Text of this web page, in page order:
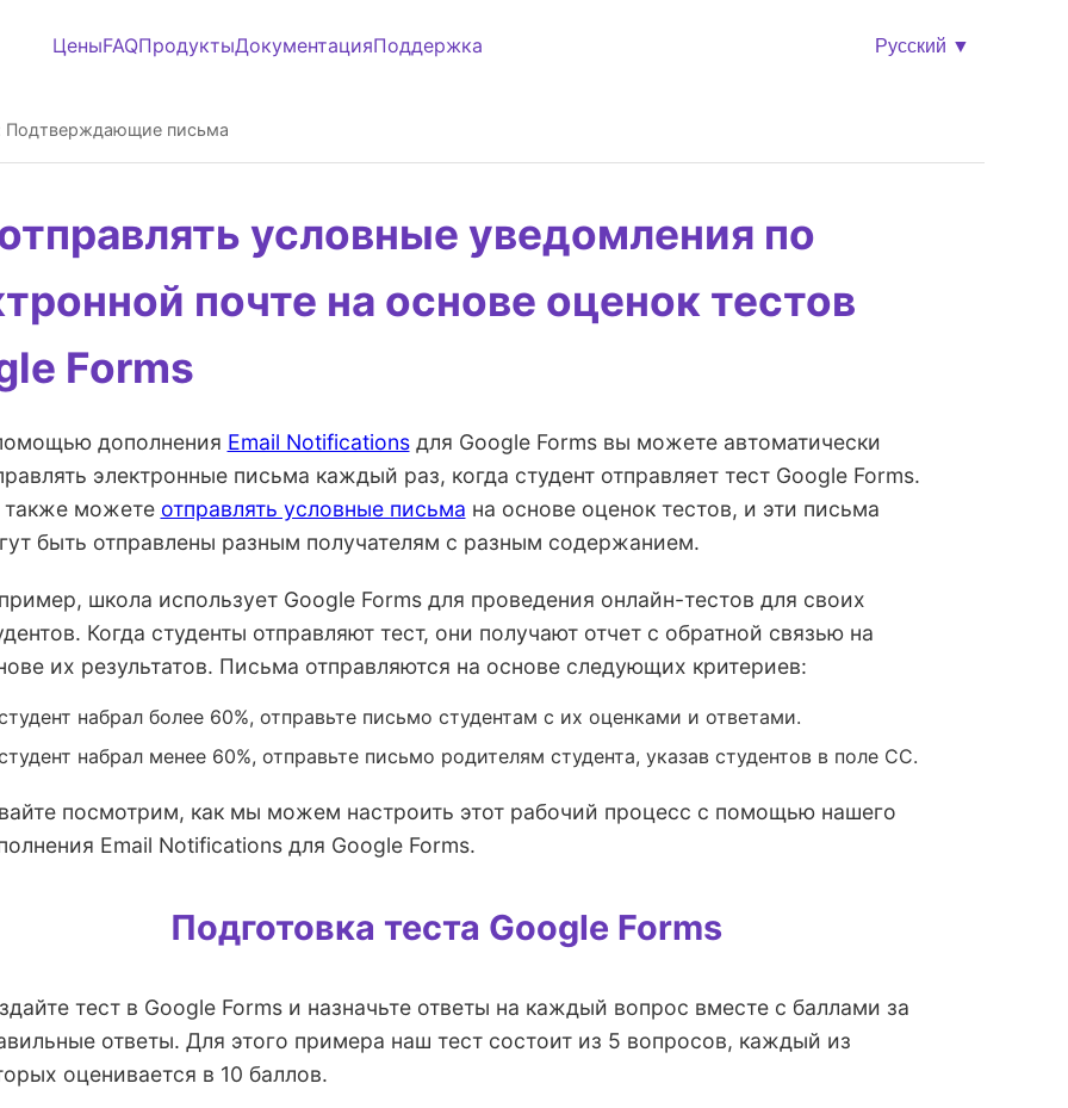
ЦеныFAQПродуктыДокументацияПоддержка Русский ▼
Подтверждающие письма
условные уведомления по
почте на основе оценок тестов
Forms
дополнения Email Notificationsдля Google Forms вы можете автоматически
электронные письма каждый раз, когда студент отправляет тест Google Forms.
можете отправлять условные письма на основе оценок тестов, и эти письма
быть отправлены разным получателям с разным содержанием.
школа использует Google Forms для проведения онлайн-тестов для своих
Когда студенты отправляют тест, они получают отчет с обратной связью на
их результатов. Письма отправляются на основе следующих критериев:
набрал более 60%, отправьте письмо студентам с их оценками и ответами.
набрал менее 60%, отправьте письмо родителям студента, указав студентов в поле CC.
посмотрим, как мы можем настроить этот рабочий процесс с помощью нашего
Email Notifications для Google Forms.
Подготовка теста Google Forms
тест в Google Forms и назначьте ответы на каждый вопрос вместе с баллами за
ответы. Для этого примера наш тест состоит из 5 вопросов, каждый из
оценивается в 10 баллов.